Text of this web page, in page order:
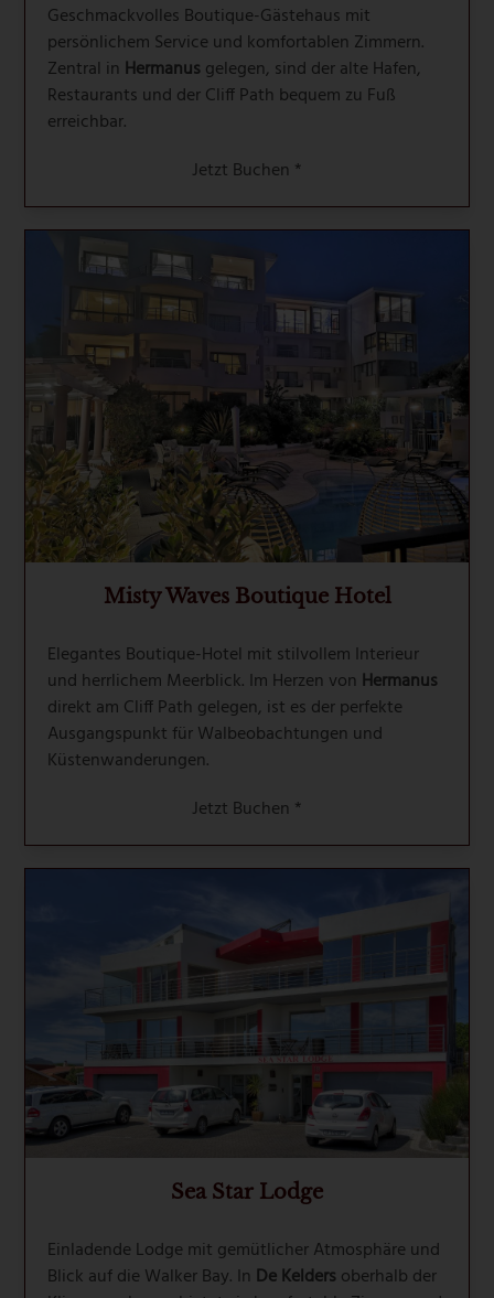
Geschmackvolles Boutique-Gästehaus mit
persönlichem Service und komfortablen Zimmern.
Zentral in Hermanus gelegen, sind der alte Hafen,
Restaurants und der Cliff Path bequem zu Fuß
erreichbar.
Jetzt Buchen *
Misty Waves Boutique Hotel
Elegantes Boutique-Hotel mit stilvollem Interieur
und herrlichem Meerblick. Im Herzen von Hermanus
direkt am Cliff Path gelegen, ist es der perfekte
Ausgangspunkt für Walbeobachtungen und
Küstenwanderungen.
Jetzt Buchen *
Sea Star Lodge
Einladende Lodge mit gemütlicher Atmosphäre und
Blick auf die Walker Bay. In De Kelders oberhalb der